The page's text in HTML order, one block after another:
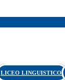
LICEO LINGUISTICO